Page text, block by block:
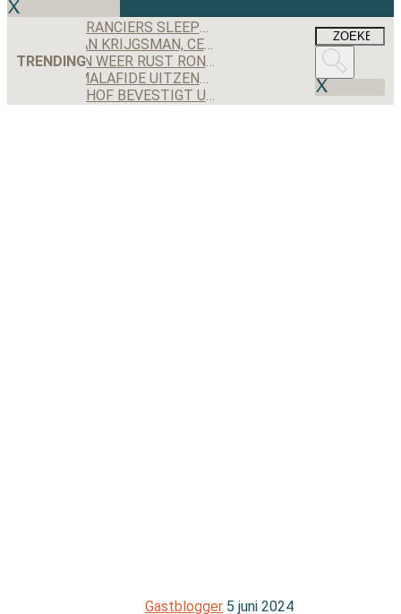
TRENDING
DEZE LEVERANCIERS SLEEPTEN DE MEESTE AANBESTEDINGEN BINNEN IN 2025
MAXIMILIAN KRIJGSMAN, CEO RGF STAFFING NEDERLAND: ‘WE GROEIEN EINDELIJK WEER STEVIG, MAAR IK BEN NOG LANG NIET TEVREDEN’
ONRUST EN WEER RUST ROND JEX BACKOFFICE II
WORDEN MALAFIDE UITZENDERS NOG JARENLANG GEDOOGD DOOR DE OVERGANGSREGELING VAN DE WTTA?
GERECHTSHOF BEVESTIGT UITSPRAAK: UITZENDBUREAU MOET ALSNOG KWARTIER VOORBEREIDINGSTIJD SCHIPHOL-MEDEWERKER UITBETALEN
Gastblogger 5 juni 2024